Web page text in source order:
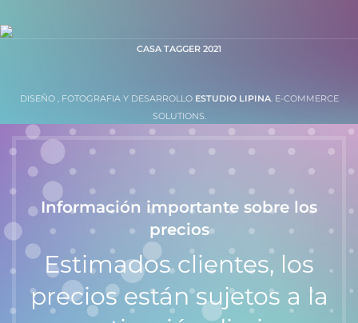
CASA TAGGER 2021
DISEÑO , FOTOGRAFIA Y DESARROLLO ESTUDIO LIPINA. E-COMMERCE
SOLUTIONS.
Información importante sobre los
precios
Estimados clientes, los
precios están sujetos a la